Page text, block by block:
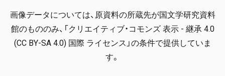
画像データについては、原資料の所蔵先が国文学研究資料
館のもののみ、「クリエイティブ・コモンズ 表示 - 継承 4.0
(CC BY-SA 4.0) 国際 ライセンス」の条件で提供していま
す。